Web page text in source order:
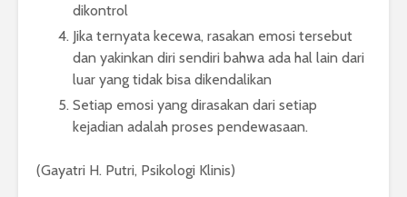
dikontrol
Jika ternyata kecewa, rasakan emosi tersebut
dan yakinkan diri sendiri bahwa ada hal lain dari
luar yang tidak bisa dikendalikan
Setiap emosi yang dirasakan dari setiap
kejadian adalah proses pendewasaan.
(Gayatri H. Putri, Psikologi Klinis)